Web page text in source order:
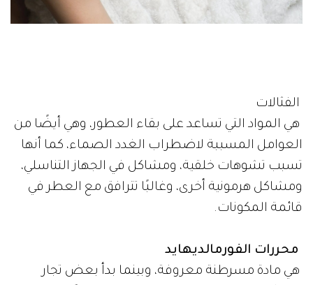
الفثالات
هي المواد التي تساعد على بقاء العطور، وهي أيضًا من
العوامل المسببة لاضطراب الغدد الصماء، كما أنها
تسبب تشوهات خلقية، ومشاكل في الجهاز التناسلي،
ومشاكل هرمونية أخرى، وغالبًا تترافق مع العطر في
قائمة المكونات.
محررات الفورمالديهايد
هي مادة مسرطنة معروفة، وبينما بدأ بعض تجار